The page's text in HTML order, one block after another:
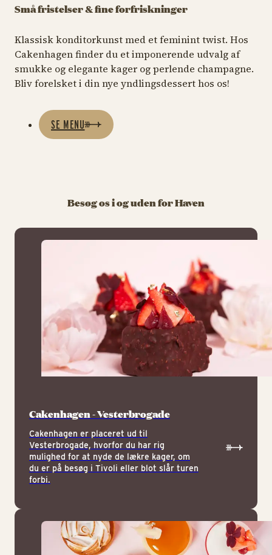
Små fristelser & fine forfriskninger
Klassisk konditorkunst med et feminint twist. Hos
Cakenhagen finder du et imponerende udvalg af
smukke og elegante kager og perlende champagne.
Bliv forelsket i din nye yndlingsdessert hos os!
SE MENU
Besøg os i og uden for Haven
Cakenhagen - Vesterbrogade
Cakenhagen er placeret ud til
Vesterbrogade, hvorfor du har rig
mulighed for at nyde de lækre kager, om
du er på besøg i Tivoli eller blot slår turen
forbi.